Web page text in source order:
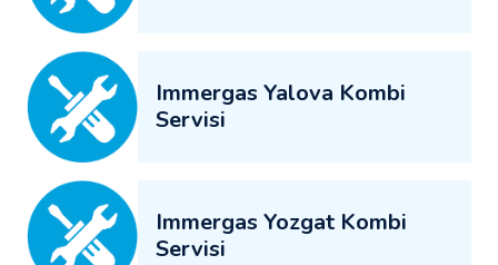
Immergas Yalova Kombi
Servisi
Immergas Yozgat Kombi
Servisi